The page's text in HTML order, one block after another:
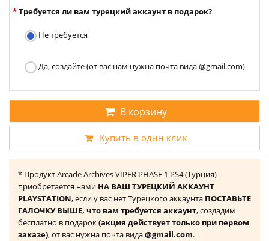
Требуется ли вам турецкий аккаунт в подарок?
Не требуется
Да, создайте (от вас нам нужна почта вида @gmail.com)
В корзину
Купить в один клик
* Продукт Arcade Archives VIPER PHASE 1 PS4 (Турция)
приобретается нами НА ВАШ ТУРЕЦКИЙ АККАУНТ
PLAYSTATION, если у вас нет Турецкого аккаунта ПОСТАВЬТЕ
ГАЛОЧКУ ВЫШЕ, что вам требуется аккаунт, создадим
бесплатно в подарок(акция действует только при первом
заказе), от вас нужна почта вида@gmail.com.